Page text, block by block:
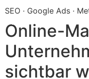
springen
SEO · Google Ads ·
Online-
sichtbar